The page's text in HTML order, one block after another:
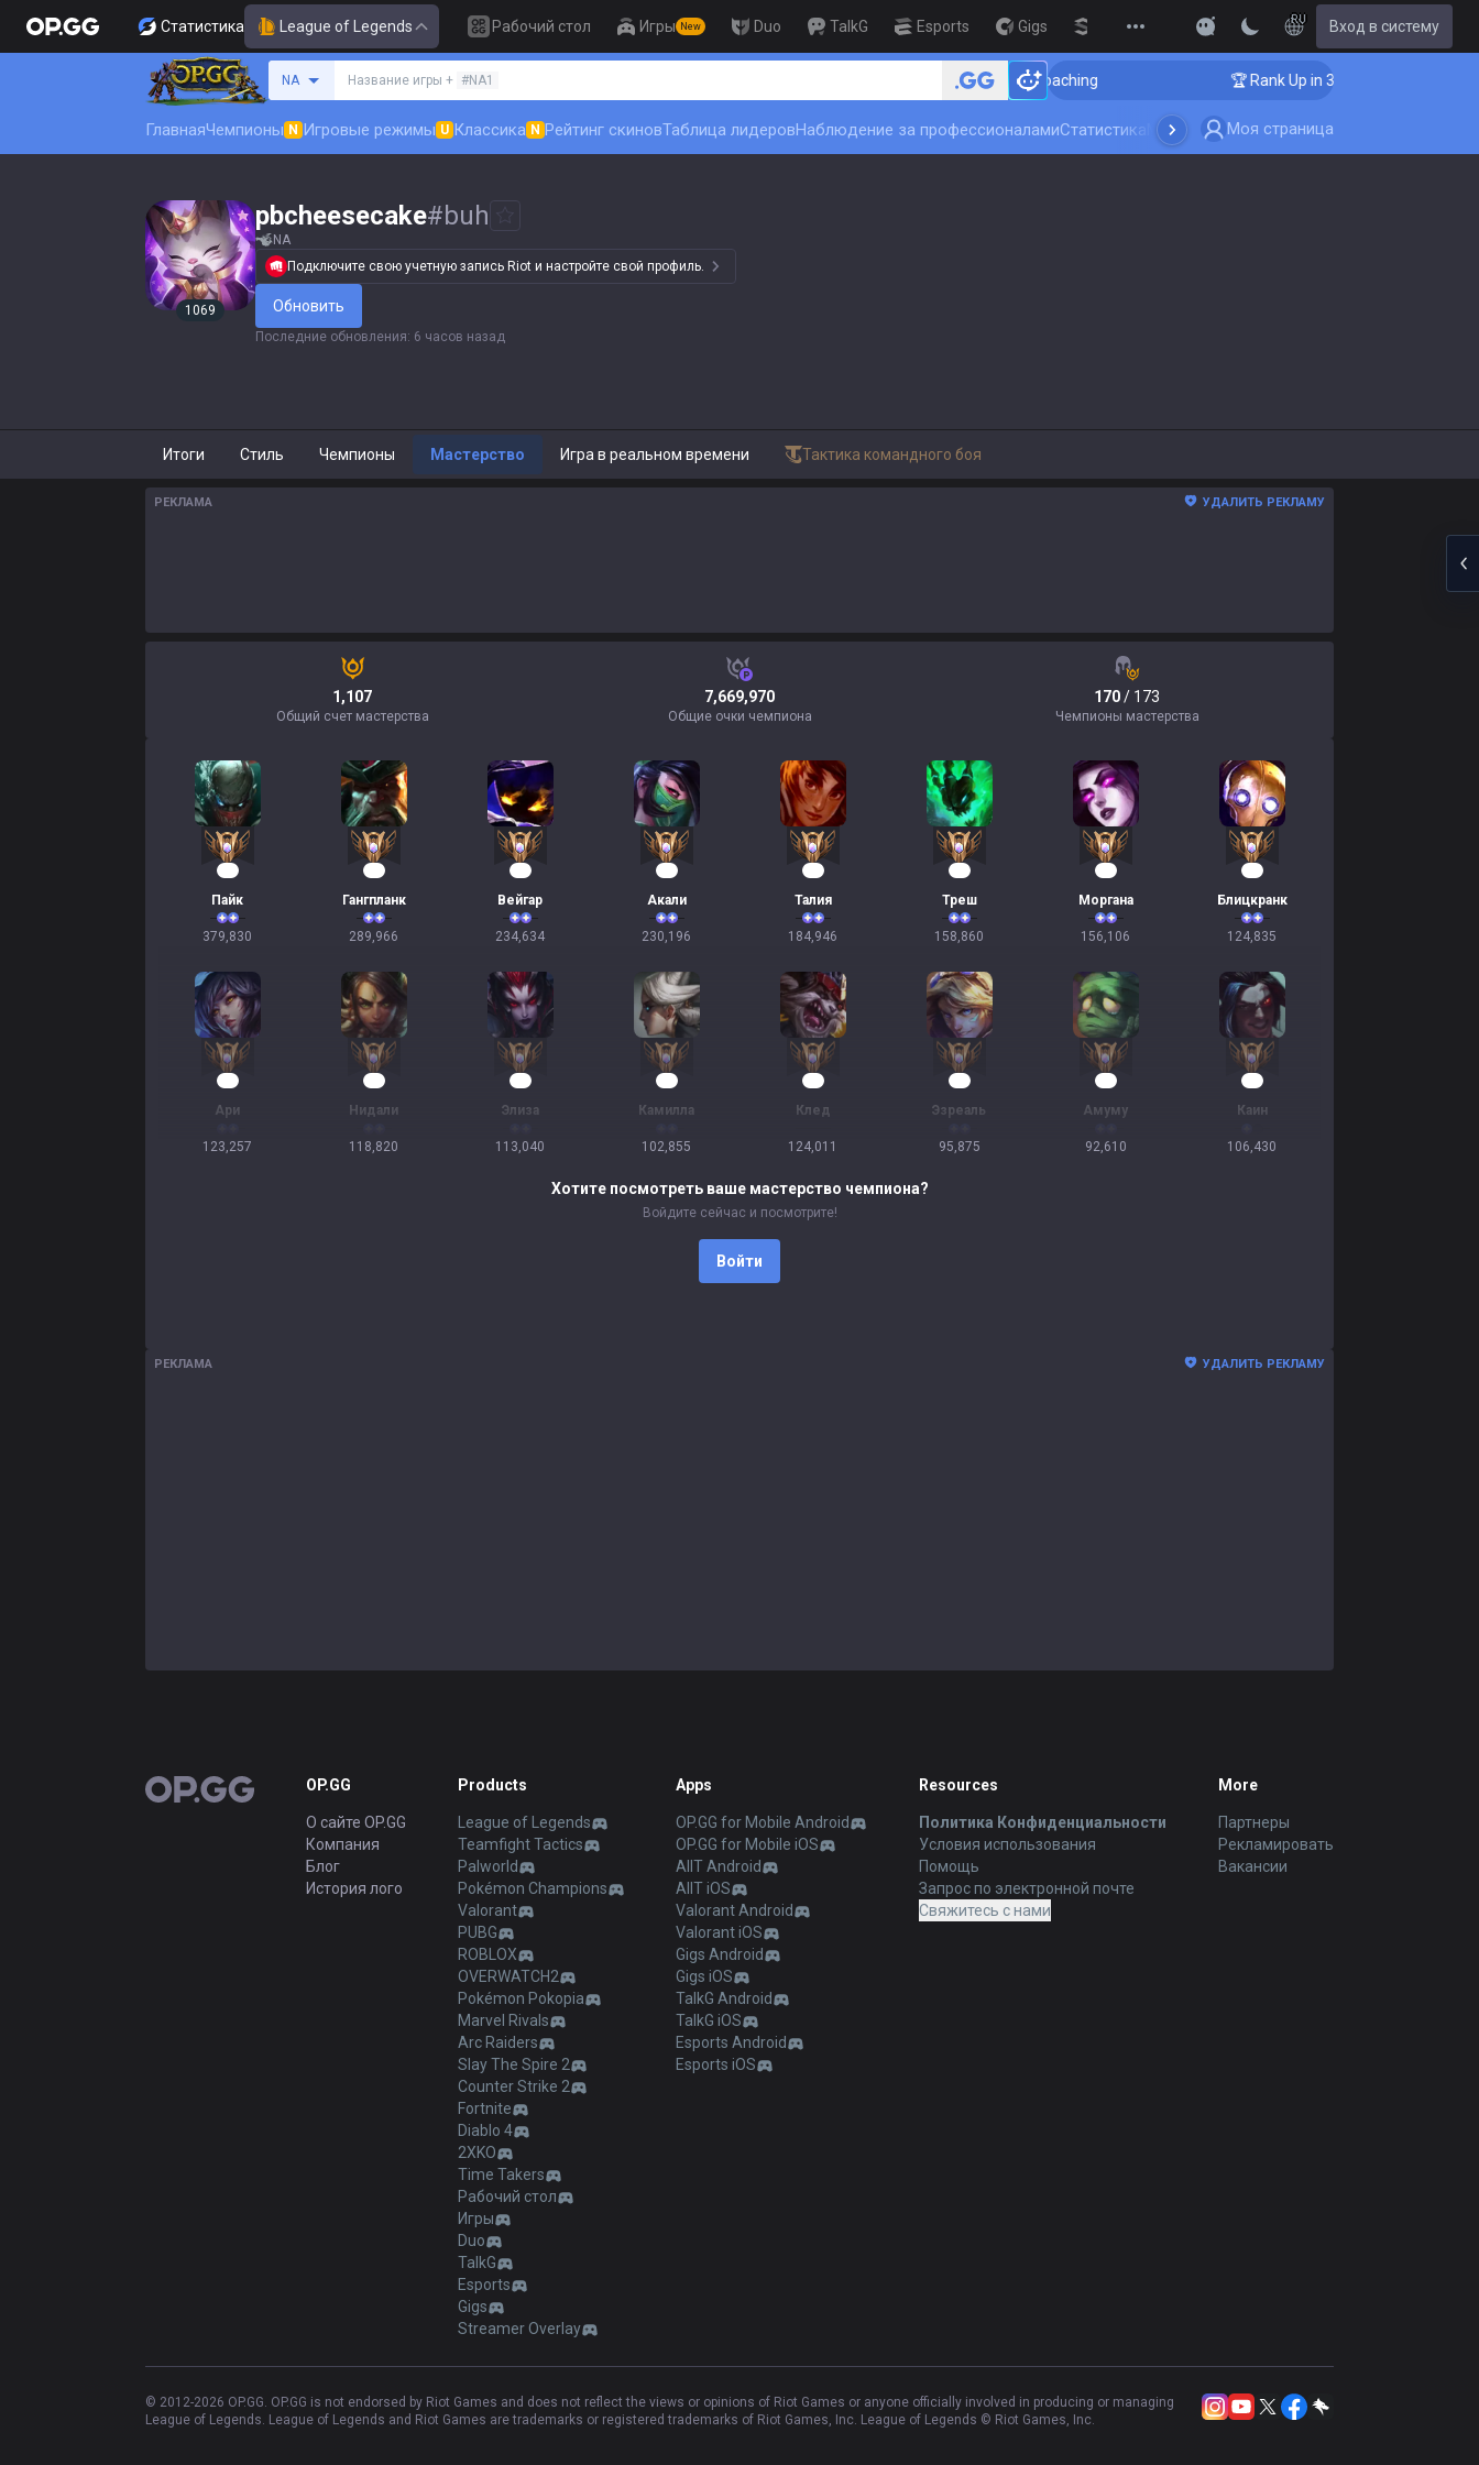
Статистика League of Legends Рабочий стол Игры New Duo TalkG Esports Gigs Streamer Overlay New
RU Вход в систему
NA Название игры + #NA1 🏆 Rank Up in 3 Days! Challenger Coaching 🏆 Rank Up in 3 Days! Challenger
ГлавнаяЧемпионы N Игровые режимы U Классика N Рейтинг скиновТаблица лидеровНаблюдение за профессионаламиСтатистика МультипоискОбновление игры
Моя страница
1069
pbcheesecake#buh
NA
Подключите свою учетную запись Riot и настройте свой профиль.
Обновить
Последние обновления: 6 часов назад
Итоги Стиль Чемпионы Мастерство Игра в реальном времени Тактика командного боя
РЕКЛАМА УДАЛИТЬ РЕКЛАМУ
1,107
Общий счет мастерства
7,669,970
Общие очки чемпиона
170/ 173
Чемпионы мастерства
37
Пайк
379,830
29
Гангпланк
289,966
24
Вейгар
234,634
24
Акали
230,196
19
Талия
184,946
17
Треш
158,860
17
Моргана
156,106
14
Блицкранк
124,835
Ари
123,257
Нидали
118,820
Элиза
113,040
Камилла
102,855
Клед
124,011
Эзреаль
95,875
Амуму
92,610
Каин
106,430
Хотите посмотреть ваше мастерство чемпиона?
Войдите сейчас и посмотрите!
Войти
РЕКЛАМА УДАЛИТЬ РЕКЛАМУ
OP.GG OP.GG
О сайте OP.GG
Компания
Блог
История лого
Products
League of Legends
Teamfight Tactics
Palworld
Pokémon Champions
Valorant
PUBG
ROBLOX
OVERWATCH2
Pokémon Pokopia
Marvel Rivals
Arc Raiders
Slay The Spire 2
Counter Strike 2
Fortnite
Diablo 4
2XKO
Time Takers
Рабочий стол
Игры
Duo
TalkG
Esports
Gigs
Streamer Overlay
Apps
OP.GG for Mobile Android
OP.GG for Mobile iOS
AllT Android
AllT iOS
Valorant Android
Valorant iOS
Gigs Android
Gigs iOS
TalkG Android
TalkG iOS
Esports Android
Esports iOS
Resources
Политика Конфиденциальности
Условия использования
Помощь
Запрос по электронной почте
Свяжитесь с нами
More
Партнеры
Рекламировать
Вакансии
© 2012-2026 OP.GG. OP.GG is not endorsed by Riot Games and does not reflect the views or opinions of Riot Games or anyone officially involved in producing or managing
League of Legends. League of Legends and Riot Games are trademarks or registered trademarks of Riot Games, Inc. League of Legends © Riot Games, Inc.